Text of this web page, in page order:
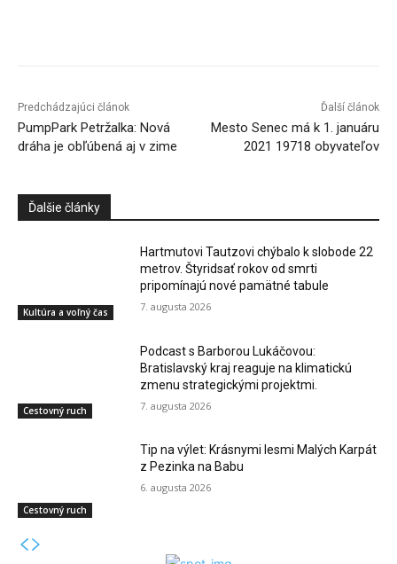
Predchádzajúci článok
PumpPark Petržalka: Nová
dráha je obľúbená aj v zime
Ďalší článok
Mesto Senec má k 1. januáru
2021 19718 obyvateľov
Ďalšie články
Kultúra a voľný čas
Hartmutovi Tautzovi chýbalo k slobode 22
metrov. Štyridsať rokov od smrti
pripomínajú nové pamätné tabule
7. augusta 2026
Cestovný ruch
Podcast s Barborou Lukáčovou:
Bratislavský kraj reaguje na klimatickú
zmenu strategickými projektmi.
7. augusta 2026
Cestovný ruch
Tip na výlet: Krásnymi lesmi Malých Karpát
z Pezinka na Babu
6. augusta 2026